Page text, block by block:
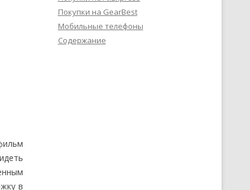
в
Покупки на GearBest
Мобильные телефоны
Содержание